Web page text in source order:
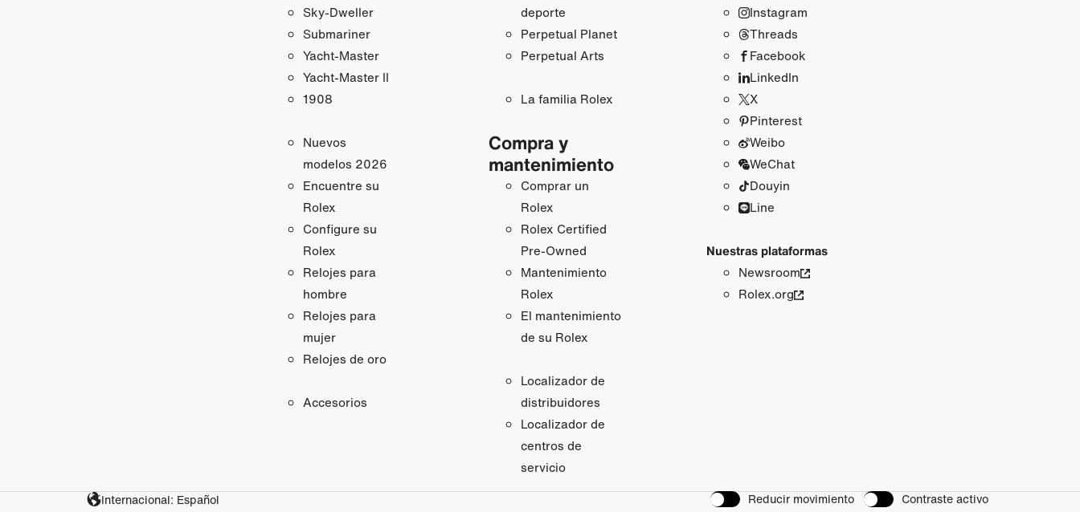
Sky-Dweller
Submariner
Yacht-Master
Yacht-Master II
1908
Nuevos
modelos 2026
Encuentre su
Rolex
Configure su
Rolex
Relojes para
hombre
Relojes para
mujer
Relojes de oro
Accesorios
deporte
Perpetual Planet
Perpetual Arts
La familia Rolex
Compra y
mantenimiento
Comprar un
Rolex
Rolex Certified
Pre-Owned
Mantenimiento
Rolex
El mantenimiento
de su Rolex
Localizador de
distribuidores
Localizador de
centros de
servicio
Instagram
Threads
Facebook
LinkedIn
X
Pinterest
Weibo
WeChat
Douyin
Line
Nuestras plataformas
Newsroom
Rolex.org
Internacional: Español Reducir movimiento Contraste activo